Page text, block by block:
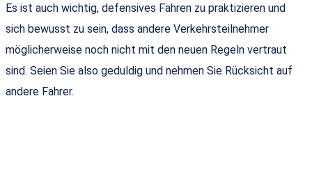
Es ist auch wichtig, defensives Fahren zu praktizieren und
sich bewusst zu sein, dass andere Verkehrsteilnehmer
möglicherweise noch nicht mit den neuen Regeln vertraut
sind. Seien Sie also geduldig und nehmen Sie Rücksicht auf
andere Fahrer.